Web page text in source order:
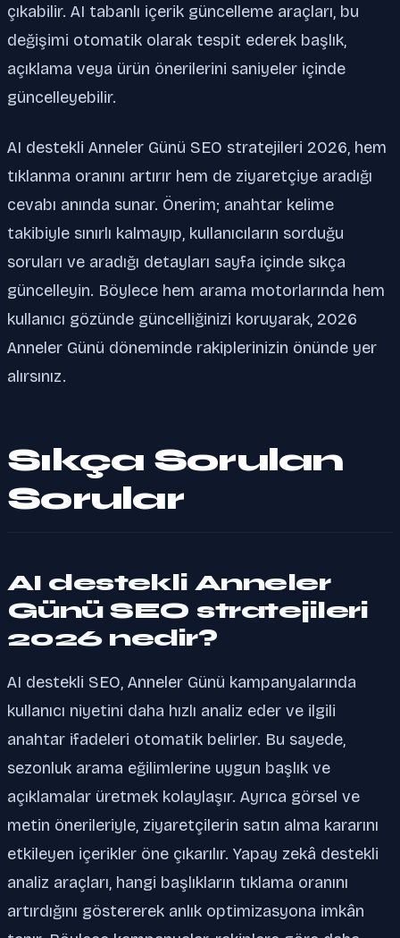
çıkabilir. AI tabanlı içerik güncelleme araçları, bu
değişimi otomatik olarak tespit ederek başlık,
açıklama veya ürün önerilerini saniyeler içinde
güncelleyebilir.
AI destekli Anneler Günü SEO stratejileri 2026, hem
tıklanma oranını artırır hem de ziyaretçiye aradığı
cevabı anında sunar. Önerim; anahtar kelime
takibiyle sınırlı kalmayıp, kullanıcıların sorduğu
soruları ve aradığı detayları sayfa içinde sıkça
güncelleyin. Böylece hem arama motorlarında hem
kullanıcı gözünde güncelliğinizi koruyarak, 2026
Anneler Günü döneminde rakiplerinizin önünde yer
alırsınız.
Sıkça Sorulan
Sorular
AI destekli Anneler
Günü SEO stratejileri
2026 nedir?
AI destekli SEO, Anneler Günü kampanyalarında
kullanıcı niyetini daha hızlı analiz eder ve ilgili
anahtar ifadeleri otomatik belirler. Bu sayede,
sezonluk arama eğilimlerine uygun başlık ve
açıklamalar üretmek kolaylaşır. Ayrıca görsel ve
metin önerileriyle, ziyaretçilerin satın alma kararını
etkileyen içerikler öne çıkarılır. Yapay zekâ destekli
analiz araçları, hangi başlıkların tıklama oranını
artırdığını göstererek anlık optimizasyona imkân